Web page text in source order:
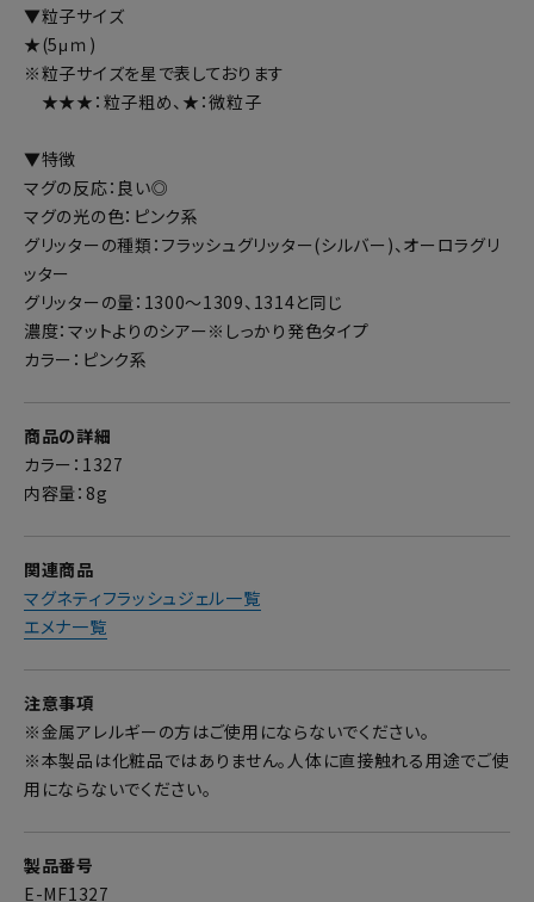
▼粒子サイズ
★(5μｍ)
※粒子サイズを星で表しております
★★★：粒子粗め、★：微粒子
▼特徴
マグの反応：良い◎
マグの光の色：ピンク系
グリッターの種類：フラッシュグリッター(シルバー)、オーロラグリ
ッター
グリッターの量：1300～1309、1314と同じ
濃度：マットよりのシアー※しっかり発色タイプ
カラー：ピンク系
商品の詳細
カラー：1327
内容量：8g
関連商品
マグネティフラッシュジェル一覧
エメナ一覧
注意事項
※金属アレルギーの方はご使用にならないでください。
※本製品は化粧品ではありません。人体に直接触れる用途でご使
用にならないでください。
製品番号
E-MF1327